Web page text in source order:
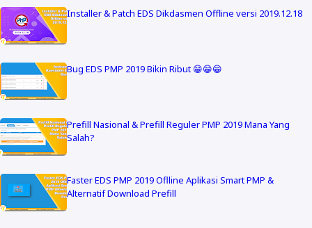
Installer & Patch EDS Dikdasmen Offline versi 2019.12.18
Bug EDS PMP 2019 Bikin Ribut 😁😁😁
Prefill Nasional & Prefill Reguler PMP 2019 Mana Yang
Salah?
Faster EDS PMP 2019 Oflline Aplikasi Smart PMP &
Alternatif Download Prefill